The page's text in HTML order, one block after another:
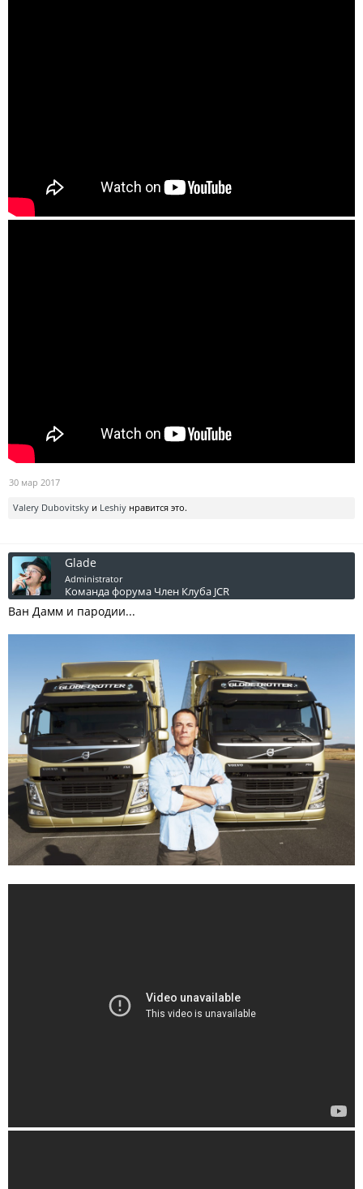
30 мар 2017
Valery Dubovitsky и Leshiy нравится это.
Glade
Administrator
Команда форума Член Клуба JCR
Ван Дамм и пародии...